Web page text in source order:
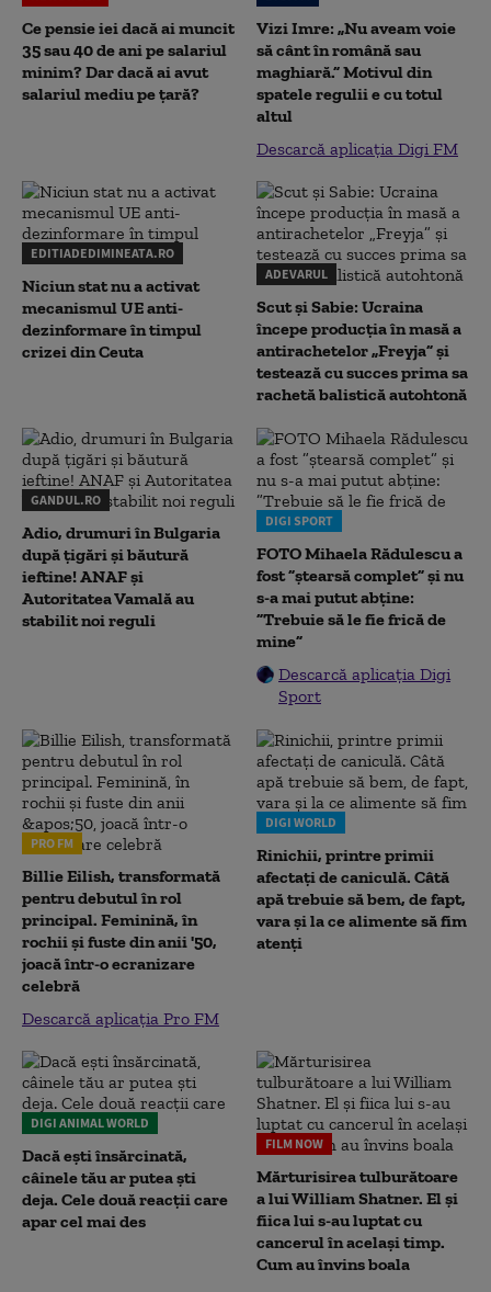
Ce pensie iei dacă ai muncit
35 sau 40 de ani pe salariul
minim? Dar dacă ai avut
salariul mediu pe țară?
Vizi Imre: „Nu aveam voie
să cânt în română sau
maghiară.” Motivul din
spatele regulii e cu totul
altul
Descarcă aplicația Digi FM
EDITIADEDIMINEATA.RO
Niciun stat nu a activat
mecanismul UE anti-
dezinformare în timpul
crizei din Ceuta
ADEVARUL
Scut și Sabie: Ucraina
începe producția în masă a
antirachetelor „Freyja” și
testează cu succes prima sa
rachetă balistică autohtonă
GANDUL.RO
Adio, drumuri în Bulgaria
după țigări și băutură
ieftine! ANAF și
Autoritatea Vamală au
stabilit noi reguli
DIGI SPORT
FOTO Mihaela Rădulescu a
fost ”ștearsă complet” și nu
s-a mai putut abține:
”Trebuie să le fie frică de
mine”
Descarcă aplicația Digi
Sport
PRO FM
Billie Eilish, transformată
pentru debutul în rol
principal. Feminină, în
rochii și fuste din anii '50,
joacă într-o ecranizare
celebră
Descarcă aplicația Pro FM
DIGI WORLD
Rinichii, printre primii
afectați de caniculă. Câtă
apă trebuie să bem, de fapt,
vara și la ce alimente să fim
atenți
DIGI ANIMAL WORLD
Dacă ești însărcinată,
câinele tău ar putea ști
deja. Cele două reacții care
apar cel mai des
FILM NOW
Mărturisirea tulburătoare
a lui William Shatner. El și
fiica lui s-au luptat cu
cancerul în același timp.
Cum au învins boala